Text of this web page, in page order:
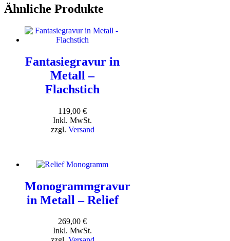
Ähnliche Produkte
Fantasiegravur in
Metall –
Flachstich
119,00 €
Inkl. MwSt.
zzgl. Versand
Monogrammgravur
in Metall – Relief
269,00 €
Inkl. MwSt.